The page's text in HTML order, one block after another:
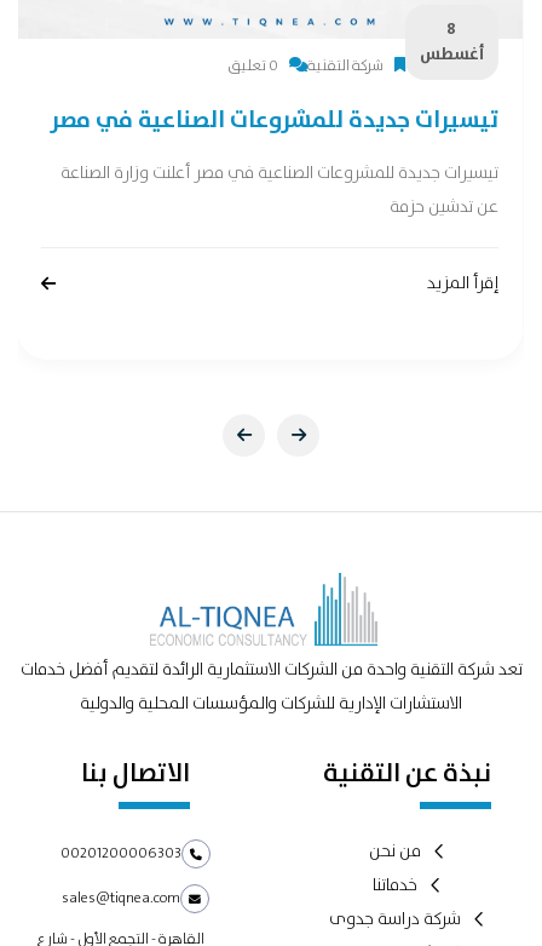
8
أغسطس
شركة التقنية 0 تعليق
تيسيرات جديدة للمشروعات الصناعية في مصر
تيسيرات جديدة للمشروعات الصناعية في مصر أعلنت وزارة الصناعة
عن تدشين حزمة
إقرأ المزيد
تعد شركة التقنية واحدة من الشركات الاستثمارية الرائدة لتقديم أفضل خدمات
الاستشارات الإدارية للشركات والمؤسسات المحلية والدولية
نبذة عن التقنية
من نحن
خدماتنا
شركة دراسة جدوى
الاتصال بنا
00201200006303
sales@tiqnea.com
القاهرة - التجمع الأول - شارع